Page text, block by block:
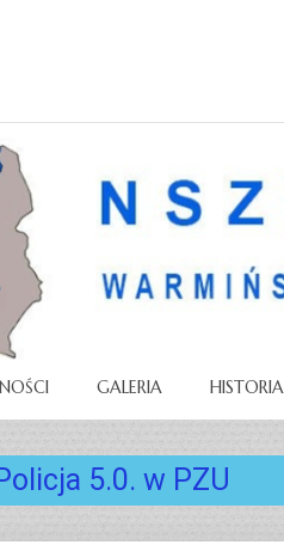
GALERIA HISTORIA
5.0. w PZU